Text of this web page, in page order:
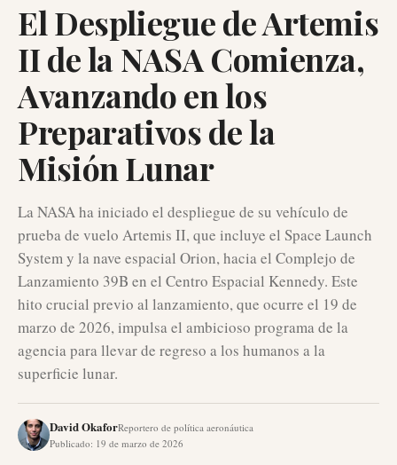
El Despliegue de Artemis
II de la NASA Comienza,
Avanzando en los
Preparativos de la
Misión Lunar
La NASA ha iniciado el despliegue de su vehículo de
prueba de vuelo Artemis II, que incluye el Space Launch
System y la nave espacial Orion, hacia el Complejo de
Lanzamiento 39B en el Centro Espacial Kennedy. Este
hito crucial previo al lanzamiento, que ocurre el 19 de
marzo de 2026, impulsa el ambicioso programa de la
agencia para llevar de regreso a los humanos a la
superficie lunar.
David OkaforReportero de política aeronáutica
Publicado: 19 de marzo de 2026